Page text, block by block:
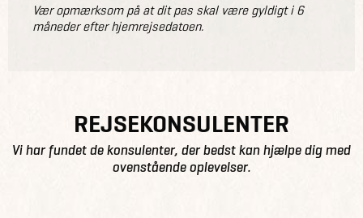
Vær opmærksom på at dit pas skal være gyldigt i 6
måneder efter hjemrejsedatoen.
REJSEKONSULENTER
Vi har fundet de konsulenter, der bedst kan hjælpe dig med
ovenstående oplevelser.